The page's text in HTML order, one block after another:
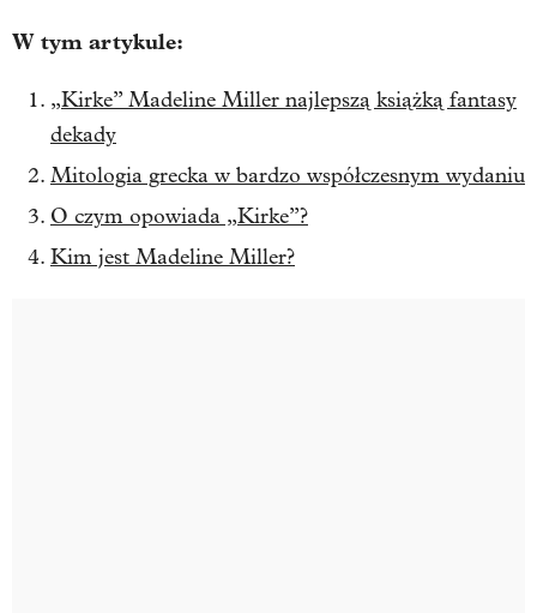
W tym artykule:
„Kirke” Madeline Miller najlepszą książką fantasy
dekady
Mitologia grecka w bardzo współczesnym wydaniu
O czym opowiada „Kirke”?
Kim jest Madeline Miller?